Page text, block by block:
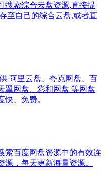
搜索综合云盘资源,直接提
至自己的综合云盘,或者直
阿里云盘、夸克网盘、百
翼网盘、彩和网盘 等网盘
快、免费。
索百度网盘资源中的有效连
，每天更新海量资源。